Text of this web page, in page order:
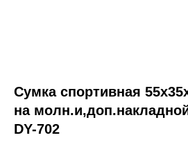
Сумка спортивная
на
DY-702